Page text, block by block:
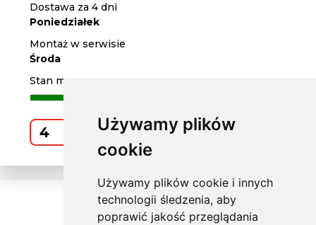
Używamy plików
cookie
Używamy plików cookie i innych
technologii śledzenia, aby
poprawić jakość przeglądania
Dostawa za 4 dni
Poniedziałek
Montaż w serwisie
Środa
Stan magazynowy
Kup